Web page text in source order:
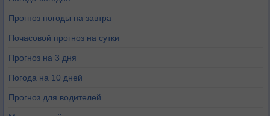
Прогноз погоды на завтра
Почасовой прогноз на сутки
Прогноз на 3 дня
Погода на 10 дней
Прогноз для водителей